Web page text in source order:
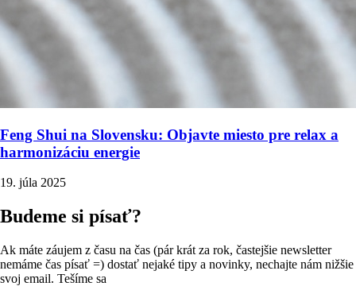
Feng Shui na Slovensku: Objavte miesto pre relax a
harmonizáciu energie
19. júla 2025
Budeme si písať?
Ak máte záujem z času na čas (pár krát za rok, častejšie newsletter
nemáme čas písať =) dostať nejaké tipy a novinky, nechajte nám nižšie
svoj email. Tešíme sa